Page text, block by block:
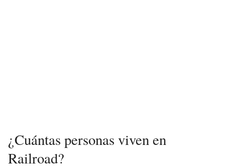
¿Cuántas personas viven en
Railroad?